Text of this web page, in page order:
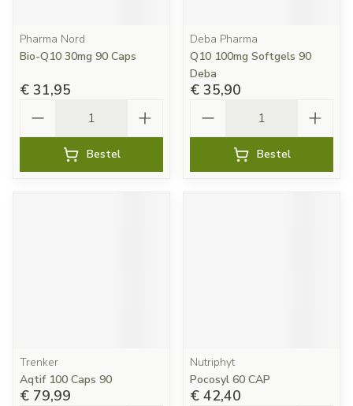
Pharma Nord
Bio-Q10 30mg 90 Caps
€ 31,95
Bestel
Deba Pharma
Q10 100mg Softgels 90
Deba
€ 35,90
Bestel
Trenker
Aqtif 100 Caps 90
€ 79,99
Nutriphyt
Pocosyl 60 CAP
€ 42,40